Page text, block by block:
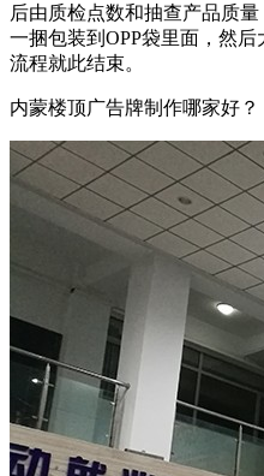
后由质检点数和抽查产品质
一捆包装到OPP袋里面，然
流程就此结束。
内蒙楼顶广告牌制作哪家好？